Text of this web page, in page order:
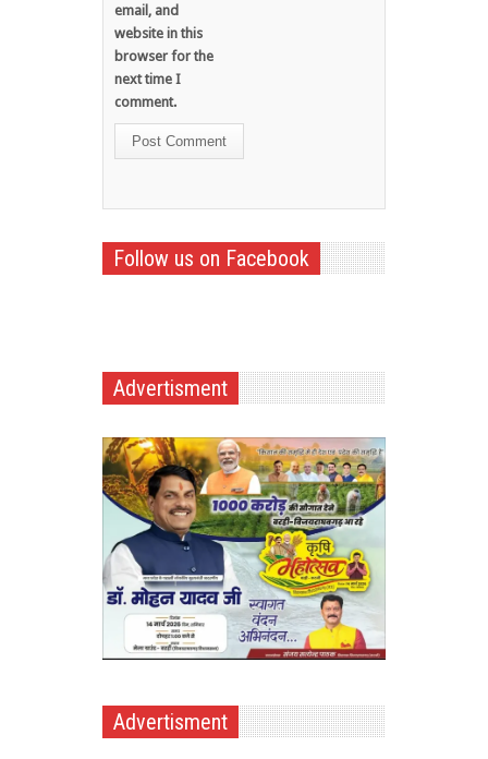
email, and
website in this
browser for the
next time I
comment.
Follow us on Facebook
Advertisment
Advertisment